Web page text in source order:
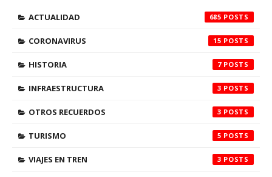
ACTUALIDAD 685
CORONAVIRUS 15
HISTORIA 7
INFRAESTRUCTURA 3
OTROS RECUERDOS 3
TURISMO 5
VIAJES EN TREN 3